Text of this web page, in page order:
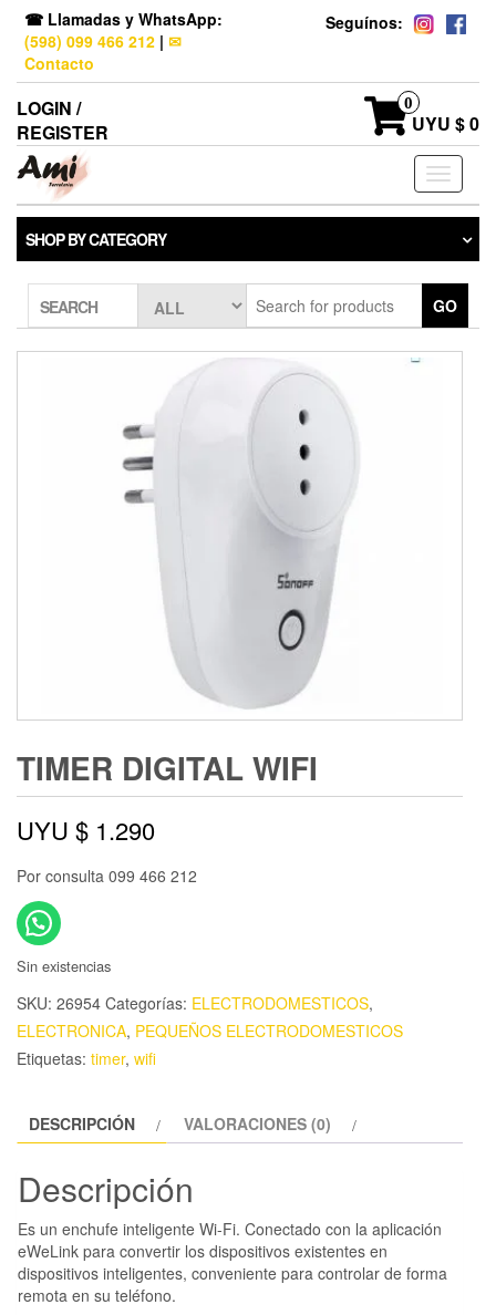
☎ Llamadas y WhatsApp:
(598) 099 466 212 | ✉
Contacto
Seguínos:
LOGIN /
REGISTER
0
UYU $ 0
Toggle
SHOP BY CATEGORY
SEARCH GO
TIMER DIGITAL WIFI
UYU $ 1.290
Por consulta 099 466 212
Sin existencias
SKU: 26954 Categorías: ELECTRODOMESTICOS,
ELECTRONICA, PEQUEÑOS ELECTRODOMESTICOS
Etiquetas: timer, wifi
DESCRIPCIÓN VALORACIONES (0)
Descripción
Es un enchufe inteligente Wi-Fi. Conectado con la aplicación
eWeLink para convertir los dispositivos existentes en
dispositivos inteligentes, conveniente para controlar de forma
remota en su teléfono.